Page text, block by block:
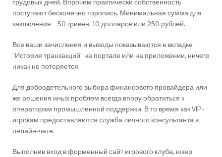
трудовых дней. Впрочем практически собственность
поступают бесконечно торопись. Минимальная сумма для
заключения – 50 гривен, 10 долларов или 250 рублей.
Все ваши зачисления и выводы показываются в вкладке
“История транзакций” на портале или на приложении, ничего
никак не потеряется.
Для добродетельного выбора финансового провайдера или
же решения иных проблем всегда впору обратиться к
операторам промышленной поддержки. В то время как VIP-
игрокам предоставляются служба личного консультанта в
онлайн-чате.
Выполнив вход в форменный сайт игрового клуба, юзер